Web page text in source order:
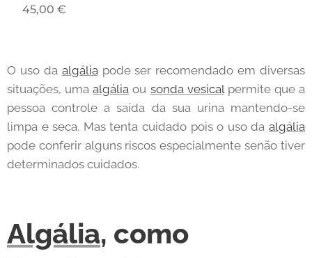
45,00 €
O uso da algáliapode ser recomendado em diversas
situações, umaalgália ou sonda vesicalpermite que a
pessoa controle a saída da sua urina mantendo-se
limpa e seca. Mas tenta cuidado pois o uso da algália
pode conferir alguns riscos especialmente senão tiver
determinados cuidados.
Algália, como